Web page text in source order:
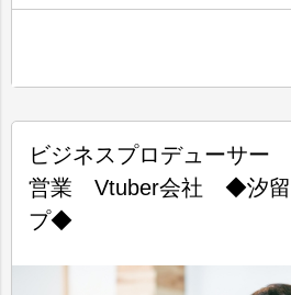
ビジネスプロデューサー
営業 Vtuber会社 ◆汐留
プ◆